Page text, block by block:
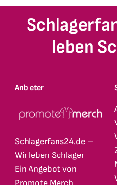
leben
Anbieter
Schlagerfans24.de –
Wir leben Schlager
Ein Angebot von
Promote Merch,